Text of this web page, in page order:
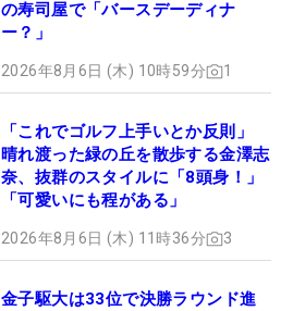
の寿司屋で「バースデーディナ
ー？」
2026年8月6日 (木) 10時59分 1
「これでゴルフ上手いとか反則」
晴れ渡った緑の丘を散歩する金澤志
奈、抜群のスタイルに「8頭身！」
「可愛いにも程がある」
2026年8月6日 (木) 11時36分 3
金子駆大は33位で決勝ラウンド進